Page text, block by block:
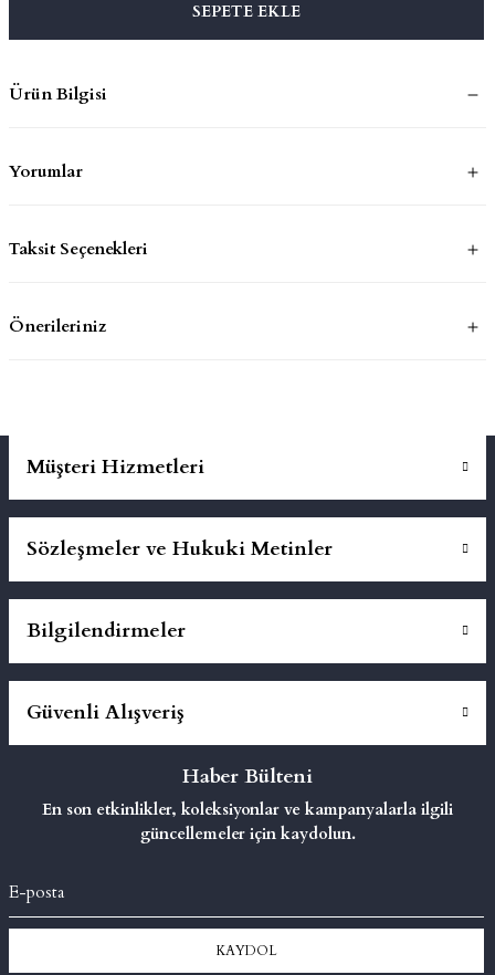
SEPETE EKLE
Ürün Bilgisi
Yorumlar
Taksit Seçenekleri
Önerileriniz
Müşteri Hizmetleri
Sözleşmeler ve Hukuki Metinler
Bilgilendirmeler
Güvenli Alışveriş
Haber Bülteni
En son etkinlikler, koleksiyonlar ve kampanyalarla ilgili
güncellemeler için kaydolun.
KAYDOL